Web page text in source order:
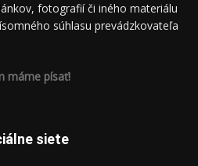
fotografií či iného materiálu
súhlasu prevádzkovateľa
máme písať!
siete